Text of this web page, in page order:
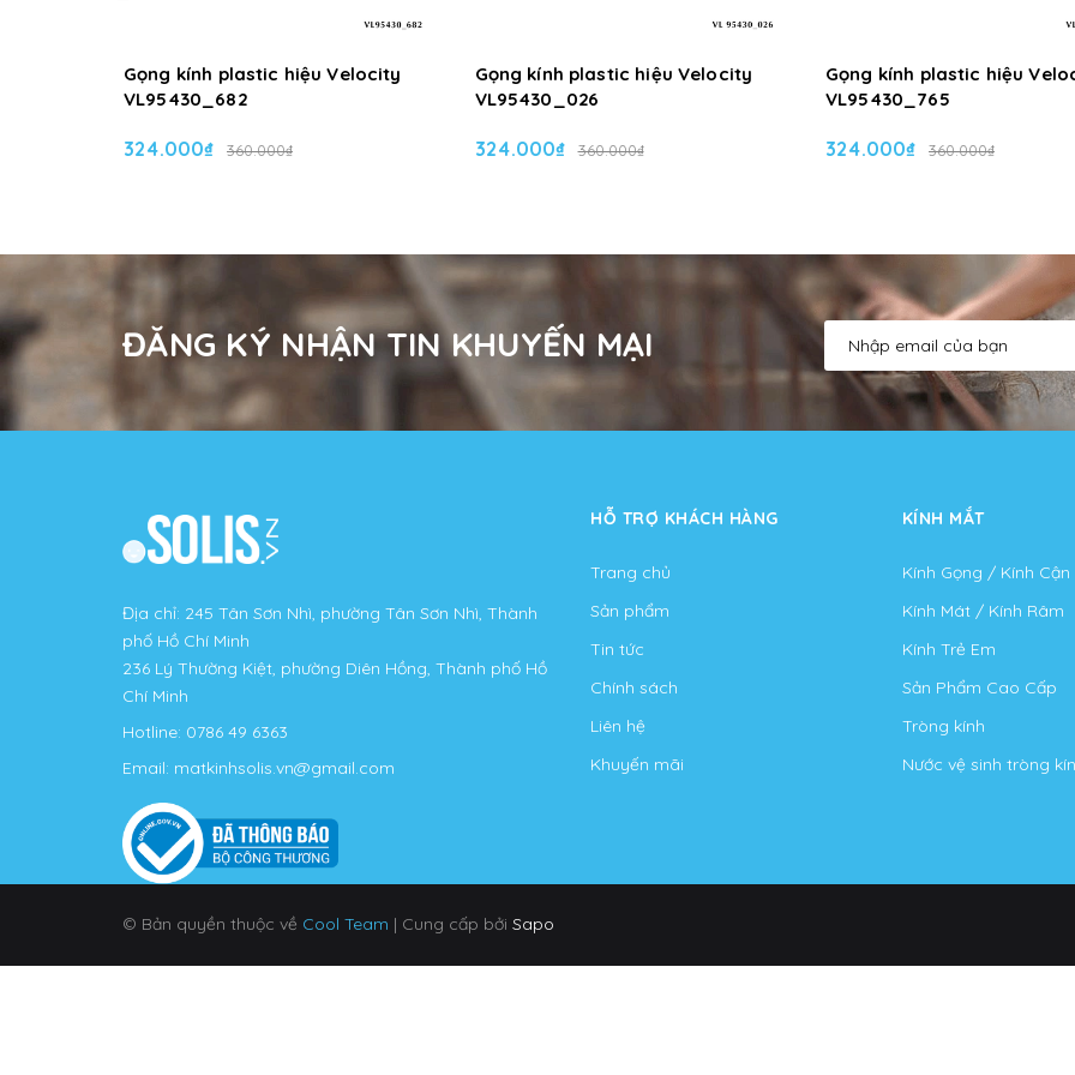
Gọng kính plastic hiệu Velocity
VL95430_682
324.000₫ 360.000₫
Gọng kính plastic hiệu Velocity
VL95430_026
324.000₫ 360.000₫
Gọng kính plastic hiệu
VL95430_765
324.000₫ 360.000₫
ĐĂNG KÝ NHẬN TIN KHUYẾN MẠI
Địa chỉ: 245 Tân Sơn Nhì, phường Tân Sơn Nhì, Thành
phố Hồ Chí Minh
236 Lý Thường Kiệt, phường Diên Hồng, Thành phố Hồ
Chí Minh
Hotline: 0786 49 6363
Email: matkinhsolis.vn@gmail.com
HỖ TRỢ KHÁCH HÀNG
Trang chủ
Sản phẩm
Tin tức
Chính sách
Liên hệ
Khuyến mãi
KÍNH MẮT
Kính Gọng / Kính Cận
Kính Mát / Kính Râm
Kính Trẻ Em
Sản Phẩm Cao Cấp
Tròng kính
Nước vệ sinh tròng
© Bản quyền thuộc về Cool Team | Cung cấp bởi Sapo